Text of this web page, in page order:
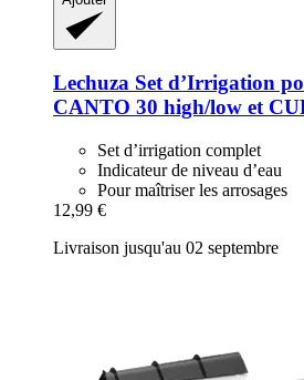
Lechuza Set d’Irrigation
CANTO 30 high/low et
Set d’irrigation complet
Indicateur de niveau d’eau
Pour maîtriser les arrosages
12,99 €
Livraison jusqu'au 02 septembre